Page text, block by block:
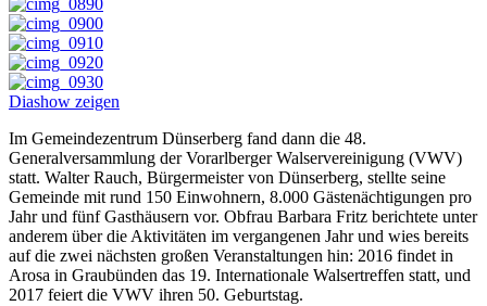
Diashow zeigen
Im Gemeindezentrum Dünserberg fand dann die 48.
Generalversammlung der Vorarlberger Walservereinigung (VWV)
statt. Walter Rauch, Bürgermeister von Dünserberg, stellte seine
Gemeinde mit rund 150 Einwohnern, 8.000 Gästenächtigungen pro
Jahr und fünf Gasthäusern vor. Obfrau Barbara Fritz berichtete unter
anderem über die Aktivitäten im vergangenen Jahr und wies bereits
auf die zwei nächsten großen Veranstaltungen hin: 2016 findet in
Arosa in Graubünden das 19. Internationale Walsertreffen statt, und
2017 feiert die VWV ihren 50. Geburtstag.